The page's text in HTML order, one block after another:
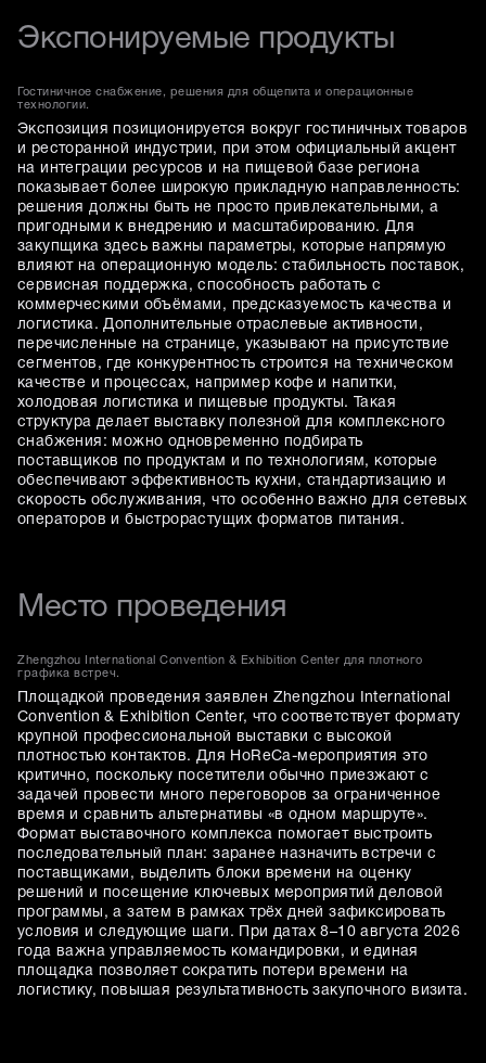
Экспонируемые продукты
Гостиничное снабжение, решения для общепита и операционные
технологии.
Экспозиция позиционируется вокруг гостиничных товаров
и ресторанной индустрии, при этом официальный акцент
на интеграции ресурсов и на пищевой базе региона
показывает более широкую прикладную направленность:
решения должны быть не просто привлекательными, а
пригодными к внедрению и масштабированию. Для
закупщика здесь важны параметры, которые напрямую
влияют на операционную модель: стабильность поставок,
сервисная поддержка, способность работать с
коммерческими объёмами, предсказуемость качества и
логистика. Дополнительные отраслевые активности,
перечисленные на странице, указывают на присутствие
сегментов, где конкурентность строится на техническом
качестве и процессах, например кофе и напитки,
холодовая логистика и пищевые продукты. Такая
структура делает выставку полезной для комплексного
снабжения: можно одновременно подбирать
поставщиков по продуктам и по технологиям, которые
обеспечивают эффективность кухни, стандартизацию и
скорость обслуживания, что особенно важно для сетевых
операторов и быстрорастущих форматов питания.
Место проведения
Zhengzhou International Convention & Exhibition Center для плотного
графика встреч.
Площадкой проведения заявлен Zhengzhou International
Convention & Exhibition Center, что соответствует формату
крупной профессиональной выставки с высокой
плотностью контактов. Для HoReCa-мероприятия это
критично, поскольку посетители обычно приезжают с
задачей провести много переговоров за ограниченное
время и сравнить альтернативы «в одном маршруте».
Формат выставочного комплекса помогает выстроить
последовательный план: заранее назначить встречи с
поставщиками, выделить блоки времени на оценку
решений и посещение ключевых мероприятий деловой
программы, а затем в рамках трёх дней зафиксировать
условия и следующие шаги. При датах 8–10 августа 2026
года важна управляемость командировки, и единая
площадка позволяет сократить потери времени на
логистику, повышая результативность закупочного визита.